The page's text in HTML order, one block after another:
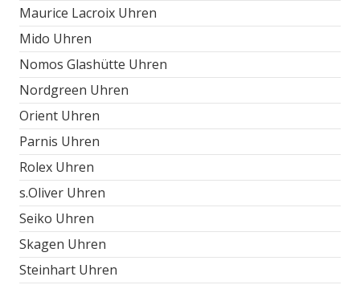
Maurice Lacroix Uhren
Mido Uhren
Nomos Glashütte Uhren
Nordgreen Uhren
Orient Uhren
Parnis Uhren
Rolex Uhren
s.Oliver Uhren
Seiko Uhren
Skagen Uhren
Steinhart Uhren